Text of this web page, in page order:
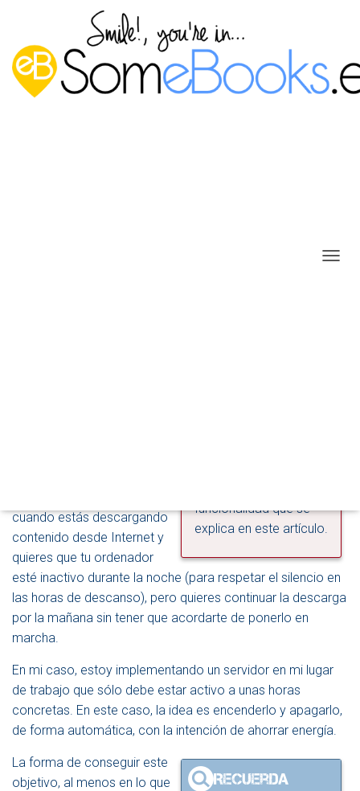
E
C
I
N
funcionalidad que se
explica en este artículo.
cuando estás descargando
contenido desde Internet y
quieres que tu ordenador
esté inactivo durante la noche (para respetar el silencio en
las horas de descanso), pero quieres continuar la descarga
por la mañana sin tener que acordarte de ponerlo en
marcha.
En mi caso, estoy implementando un servidor en mi lugar
de trabajo que sólo debe estar activo a unas horas
concretas. En este caso, la idea es encenderlo y apagarlo,
de forma automática, con la intención de ahorrar energía.
La forma de conseguir este
objetivo, al menos en lo que